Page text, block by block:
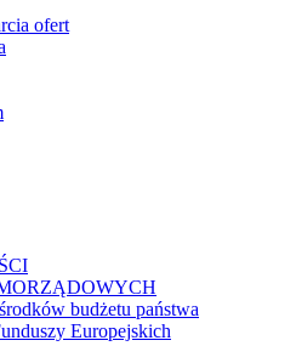
ofert
budżetu państwa
Europejskich